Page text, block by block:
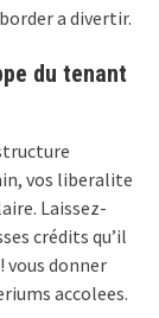
a divertir.
du tenant
vos liberalite
Laissez-
crédits qu’il
vous donner
accolees.